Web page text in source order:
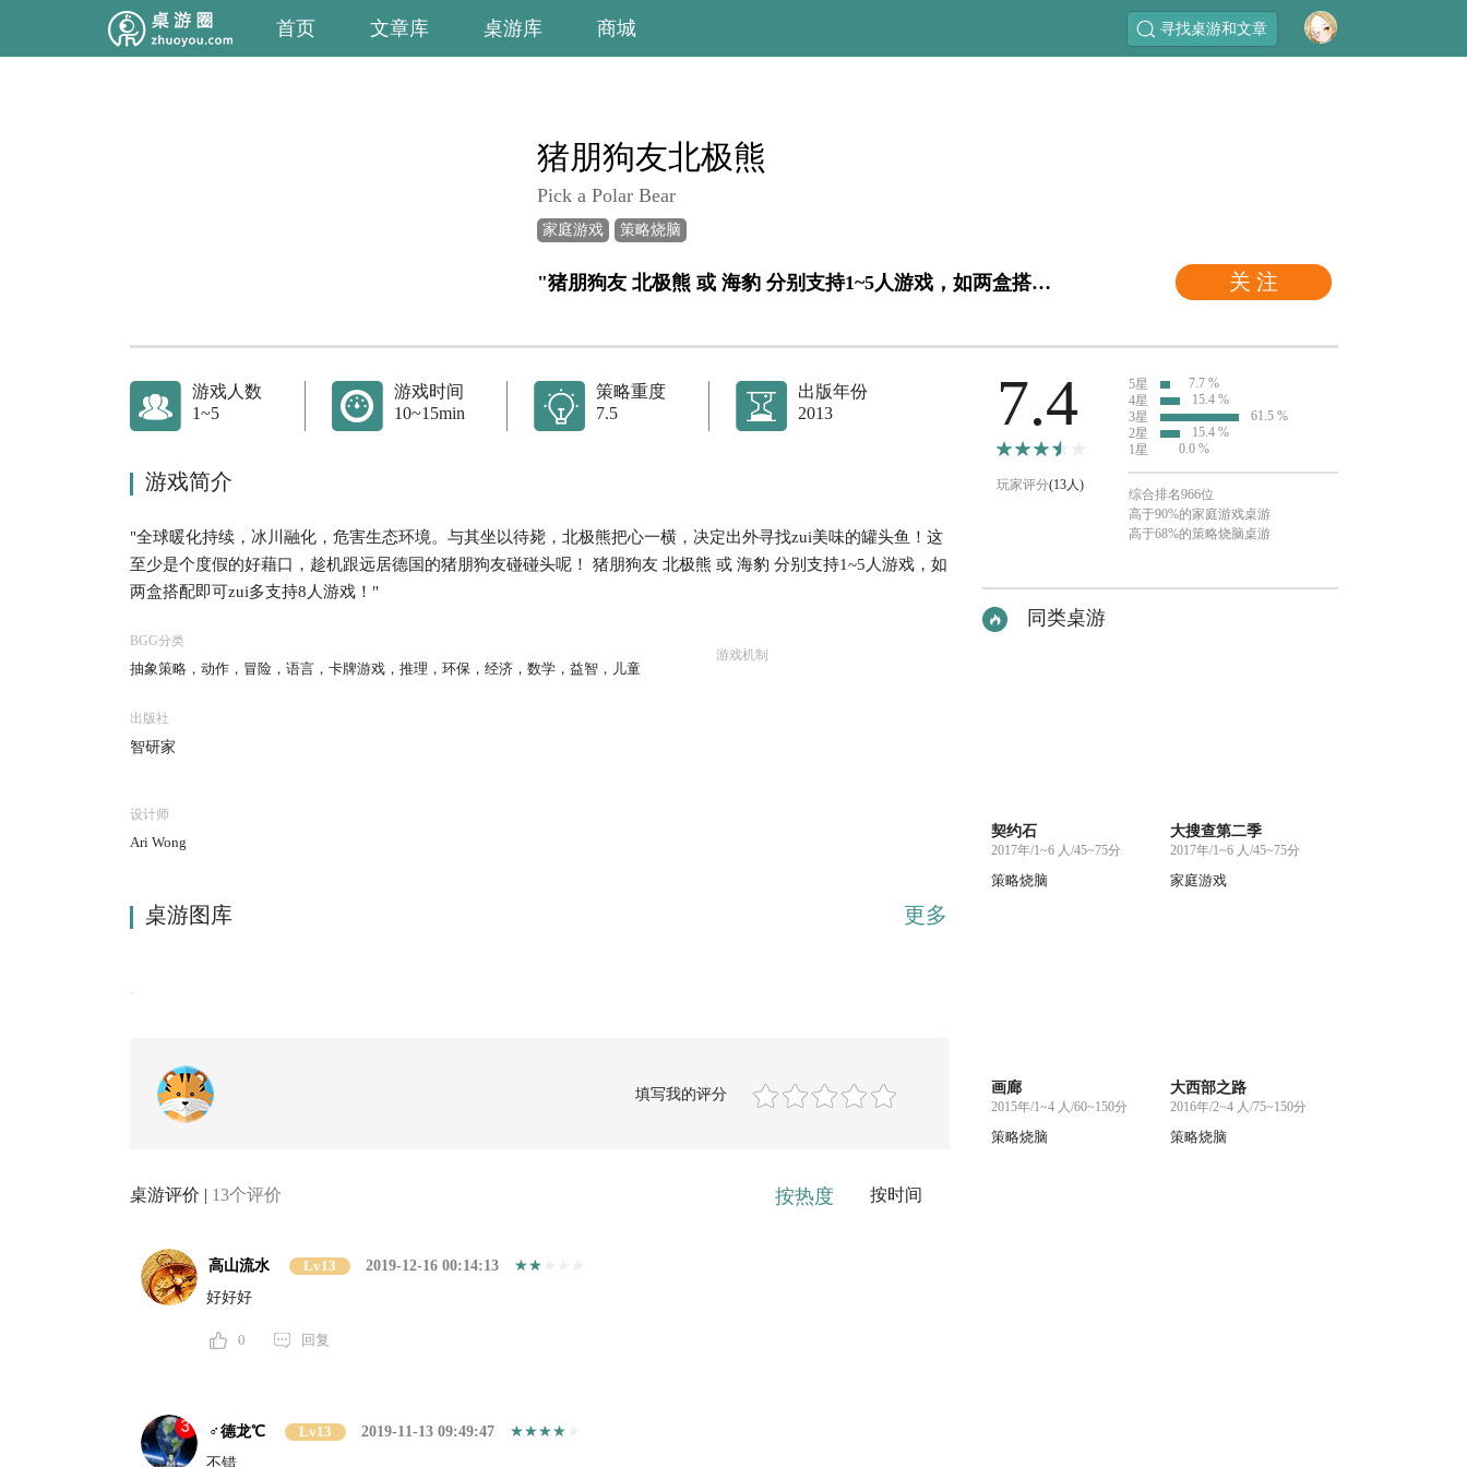
首页 文章库 桌游库 商城 寻找桌游和文章
关 注
猪朋狗友北极熊
Pick a Polar Bear
家庭游戏 策略烧脑
"猪朋狗友 北极熊 或 海豹 分别支持1~5人游戏，如两盒搭配即可zui多支持8人游戏！"
游戏人数
1~5
游戏时间
10~15min
策略重度
7.5
出版年份
2013
游戏简介
"全球暖化持续，冰川融化，危害生态环境。与其坐以待毙，北极熊把心一横，决定出外寻找zui美味的罐头鱼！这
至少是个度假的好藉口，趁机跟远居德国的猪朋狗友碰碰头呢！ 猪朋狗友 北极熊 或 海豹 分别支持1~5人游戏，如
两盒搭配即可zui多支持8人游戏！"
BGG分类
抽象策略，动作，冒险，语言，卡牌游戏，推理，环保，经济，数学，益智，儿童
游戏机制
出版社
智研家
设计师
Ari Wong
桌游图库 更多
填写我的评分
桌游评价 | 13个评价 按热度 按时间
高山流水 Lv13
2019-12-16 00:14:13
好好好
0 回复
♂德龙℃ Lv13
2019-11-13 09:49:47
不错
7.4
玩家评分(13人)
5星
7.7 %
4星
15.4 %
3星
61.5 %
2星
15.4 %
1星
0.0 %
综合排名966位
高于90%的家庭游戏桌游
高于68%的策略烧脑桌游
同类桌游
契约石
2017年/1~6 人/45~75分
策略烧脑
大搜查第二季
2017年/1~6 人/45~75分
家庭游戏
画廊
2015年/1~4 人/60~150分
策略烧脑
大西部之路
2016年/2~4 人/75~150分
策略烧脑